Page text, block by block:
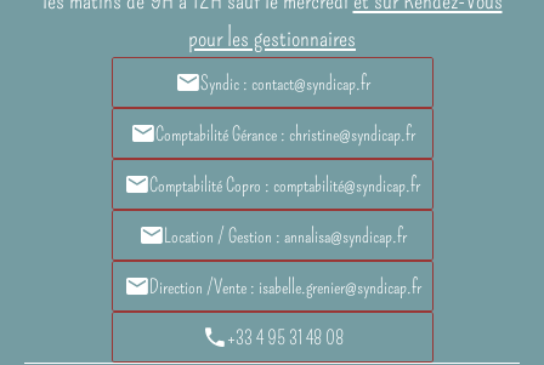
pour les gestionnaires
Syndic : contact@syndicap.fr
Comptabilité Gérance : christine@syndicap.fr
Comptabilité Copro : comptabilité@syndicap.fr
Location / Gestion : annalisa@syndicap.fr
Direction /Vente : isabelle.grenier@syndicap.fr
+33 4 95 31 48 08